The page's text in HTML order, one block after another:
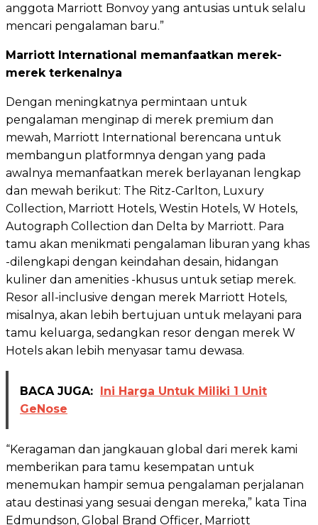
anggota Marriott Bonvoy yang antusias untuk selalu
mencari pengalaman baru.”
Marriott International memanfaatkan merek-
merek terkenalnya
Dengan meningkatnya permintaan untuk
pengalaman menginap di merek premium dan
mewah, Marriott International berencana untuk
membangun platformnya dengan yang pada
awalnya memanfaatkan merek berlayanan lengkap
dan mewah berikut: The Ritz-Carlton, Luxury
Collection, Marriott Hotels, Westin Hotels, W Hotels,
Autograph Collection dan Delta by Marriott. Para
tamu akan menikmati pengalaman liburan yang khas
-dilengkapi dengan keindahan desain, hidangan
kuliner dan amenities -khusus untuk setiap merek.
Resor all-inclusive dengan merek Marriott Hotels,
misalnya, akan lebih bertujuan untuk melayani para
tamu keluarga, sedangkan resor dengan merek W
Hotels akan lebih menyasar tamu dewasa.
BACA JUGA: Ini Harga Untuk Miliki 1 Unit
GeNose
“Keragaman dan jangkauan global dari merek kami
memberikan para tamu kesempatan untuk
menemukan hampir semua pengalaman perjalanan
atau destinasi yang sesuai dengan mereka,” kata Tina
Edmundson, Global Brand Officer, Marriott